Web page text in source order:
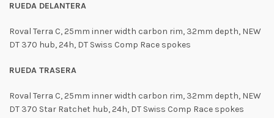
RUEDA DELANTERA
Roval Terra C, 25mm inner width carbon rim, 32mm depth, NEW
DT 370 hub, 24h, DT Swiss Comp Race spokes
RUEDA TRASERA
Roval Terra C, 25mm inner width carbon rim, 32mm depth, NEW
DT 370 Star Ratchet hub, 24h, DT Swiss Comp Race spokes